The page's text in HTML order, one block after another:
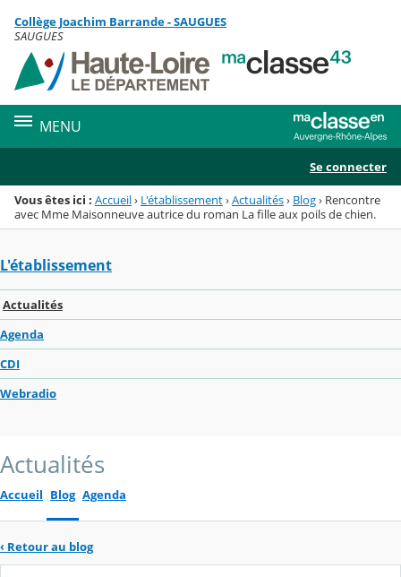
Menu de la rubrique
Contenu
Collège Joachim Barrande - SAUGUES
SAUGUES
MENU
Se connecter
Vous êtes ici : Accueil› L'établissement›Actualités› Blog› Rencontre
avec Mme Maisonneuve autrice du roman La fille aux poils de chien.
L'établissement
Actualités
Agenda
CDI
Webradio
Actualités
Accueil Blog Agenda
‹ Retour au blog